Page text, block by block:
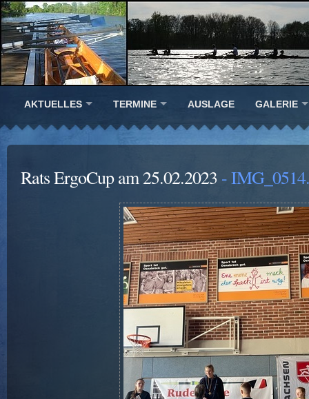
AKTUELLES TERMINE AUSLAGE GALERIE
Rats ErgoCup am 25.02.2023 -